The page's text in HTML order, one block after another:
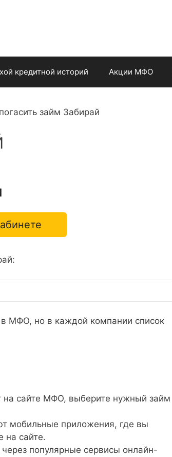
кредитной историй Акции МФО
займ Забирай
в МФО, но в каждой компании список
на сайте МФО, выберите нужный займ
мобильные приложения, где вы
на сайте.
популярные сервисы онлайн-